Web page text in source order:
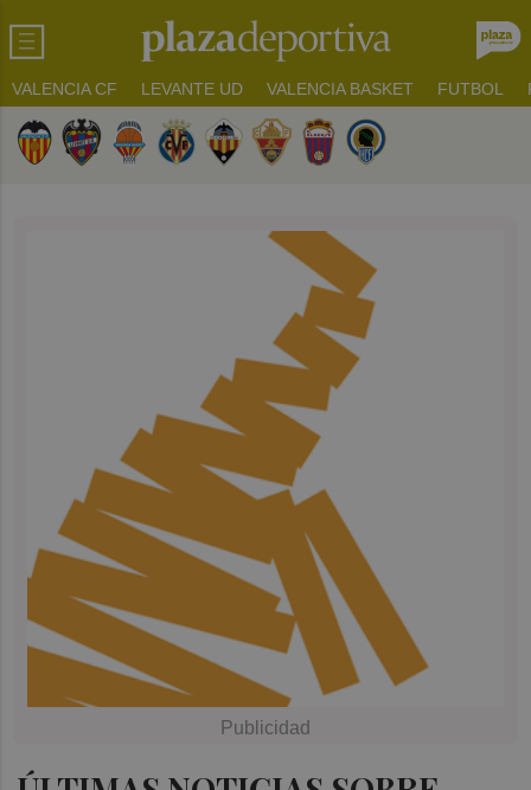
VALENCIA CF LEVANTE UD VALENCIA BASKET FUTBOL